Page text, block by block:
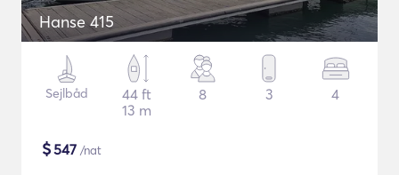
Hanse 415
Sejlbåd
44 ft
13 m
8 3 4
$547 /nat